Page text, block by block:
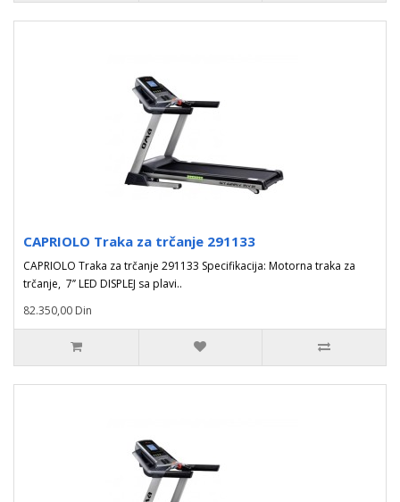
CAPRIOLO Traka za trčanje 291133
CAPRIOLO Traka za trčanje 291133 Specifikacija: Motorna traka za
trčanje, 7’’ LED DISPLEJ sa plavi..
82.350,00 Din